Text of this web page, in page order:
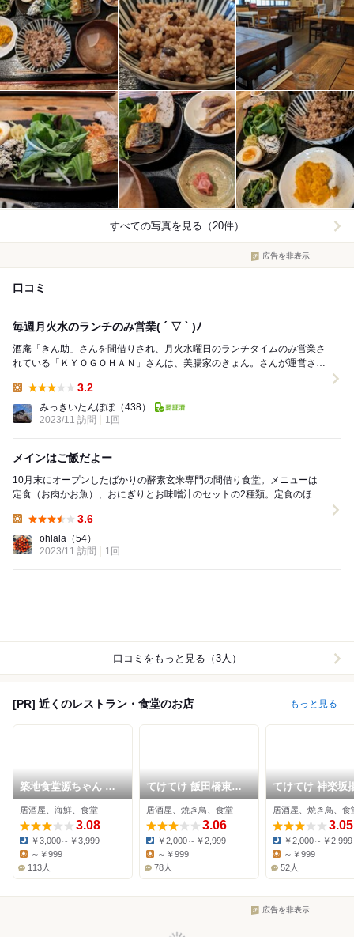
すべての写真を見る（20件）
広告を非表示
口コミ
毎週月火水のランチのみ営業( ´ ▽ ` )ﾉ
酒庵「きん助」さんを間借りされ、月火水曜日のランチタイムのみ営業さ
れている「ＫＹＯＧＯＨＡＮ」さんは、美腸家のきょん。さんが運営され
3.2
みっきいたんぽぽ （438）
2023/11 訪問
1回
メインはご飯だよー
10月末にオープンしたばかりの酵素玄米専門の間借り食堂。メニューは
定食（お肉かお魚）、おにぎりとお味噌汁のセットの2種類。定食のほう
3.6
ohlala （54）
2023/11 訪問
1回
口コミをもっと見る（3人）
[PR] 近くのレストラン・食堂のお店 もっと見る
築地食堂源ちゃん 飯
田橋店
居酒屋、海鮮、食堂
3.08
Dinner:
￥3,000～￥3,999
～￥999
113人
てけてけ 飯田橋東口
店
居酒屋、焼き鳥、食堂
3.06
Dinner:
￥2,000～￥2,999
Lunch:
～￥999
78人
てけてけ 神楽坂
町店
居酒屋、焼き鳥、食
3.05
Dinner:
￥2,000～￥2,999
Lunch:
～￥999
52人
広告を非表示